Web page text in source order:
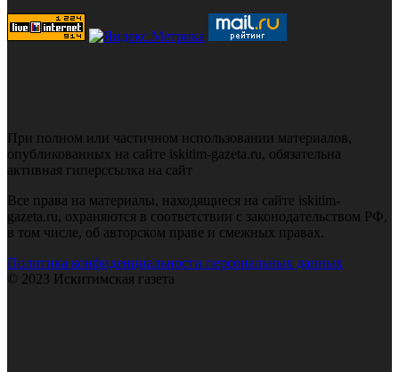
При полном или частичном использовании материалов,
опубликованных на сайте iskitim-gazeta.ru, обязательна
активная гиперссылка на сайт
Все права на материалы, находящиеся на сайте iskitim-
gazeta.ru, охраняются в соответствии с законодательством РФ,
в том числе, об авторском праве и смежных правах.
Политика конфиденциальности персональных данных
© 2023 Искитимская газета